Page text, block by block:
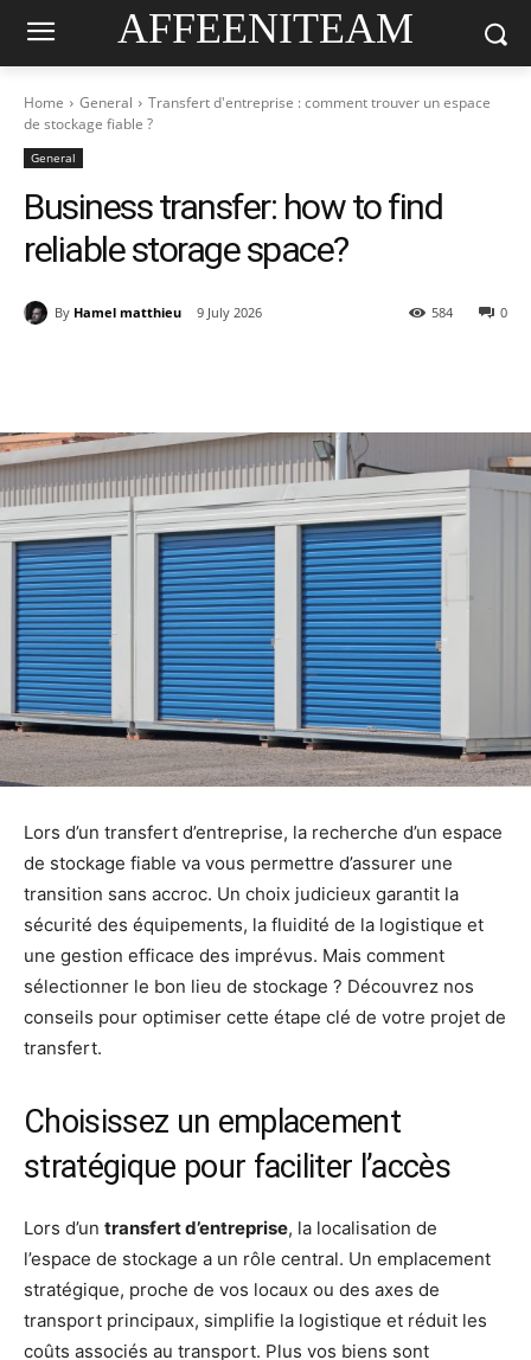
AFFEENITEAM
Home General
Transfert d'entreprise : comment trouver un espace
de stockage fiable ?
General
Business transfer: how to find
reliable storage space?
By Hamel matthieu 9 July 2026 0
584
Lors d’un transfert d’entreprise, la recherche d’un espace
de stockage fiable va vous permettre d’assurer une
transition sans accroc. Un choix judicieux garantit la
sécurité des équipements, la fluidité de la logistique et
une gestion efficace des imprévus. Mais comment
sélectionner le bon lieu de stockage ? Découvrez nos
conseils pour optimiser cette étape clé de votre projet de
transfert.
Choisissez un emplacement
stratégique pour faciliter l’accès
Lors d’un transfert d’entreprise, la localisation de
l’espace de stockage a un rôle central. Un emplacement
stratégique, proche de vos locaux ou des axes de
transport principaux, simplifie la logistique et réduit les
coûts associés au transport. Plus vos biens sont